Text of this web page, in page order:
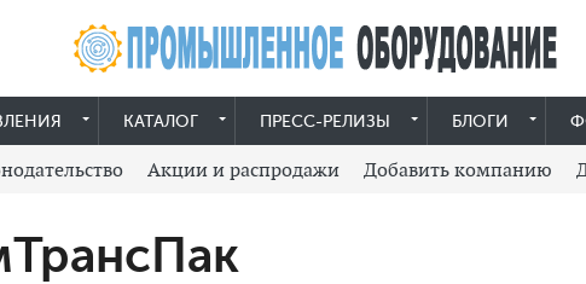
КАТАЛОГ ПРЕСС-РЕЛИЗЫ БЛОГИ
Акции и распродажи Добавить компанию